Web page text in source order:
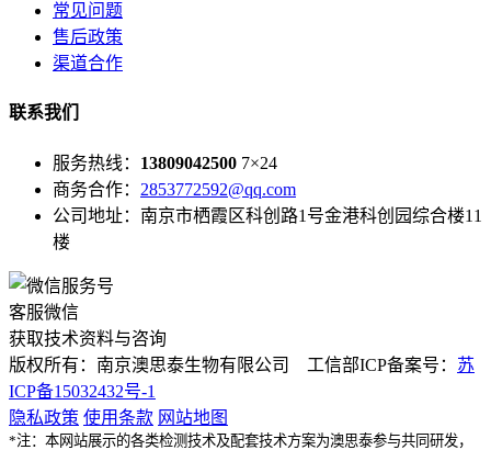
常见问题
售后政策
渠道合作
联系我们
服务热线： 13809042500 7×24
商务合作： 2853772592@qq.com
公司地址：南京市栖霞区科创路1号金港科创园综合楼11
楼
客服微信
获取技术资料与咨询
版权所有：南京澳思泰生物有限公司 工信部ICP备案号： 苏
ICP备15032432号-1
隐私政策 使用条款 网站地图
*注：本网站展示的各类检测技术及配套技术方案为澳思泰参与共同研发，